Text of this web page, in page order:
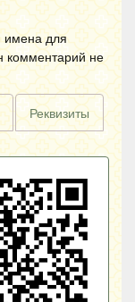
имена для
комментарий не
Реквизиты